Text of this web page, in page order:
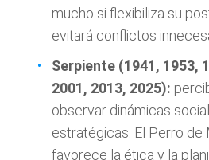
mucho si flexibiliza su
evitará conflictos
Serpiente (1941, 1953,
2001, 2013, 2025):
observar dinámicas
estratégicas. El Perro de
favorece la ética y la